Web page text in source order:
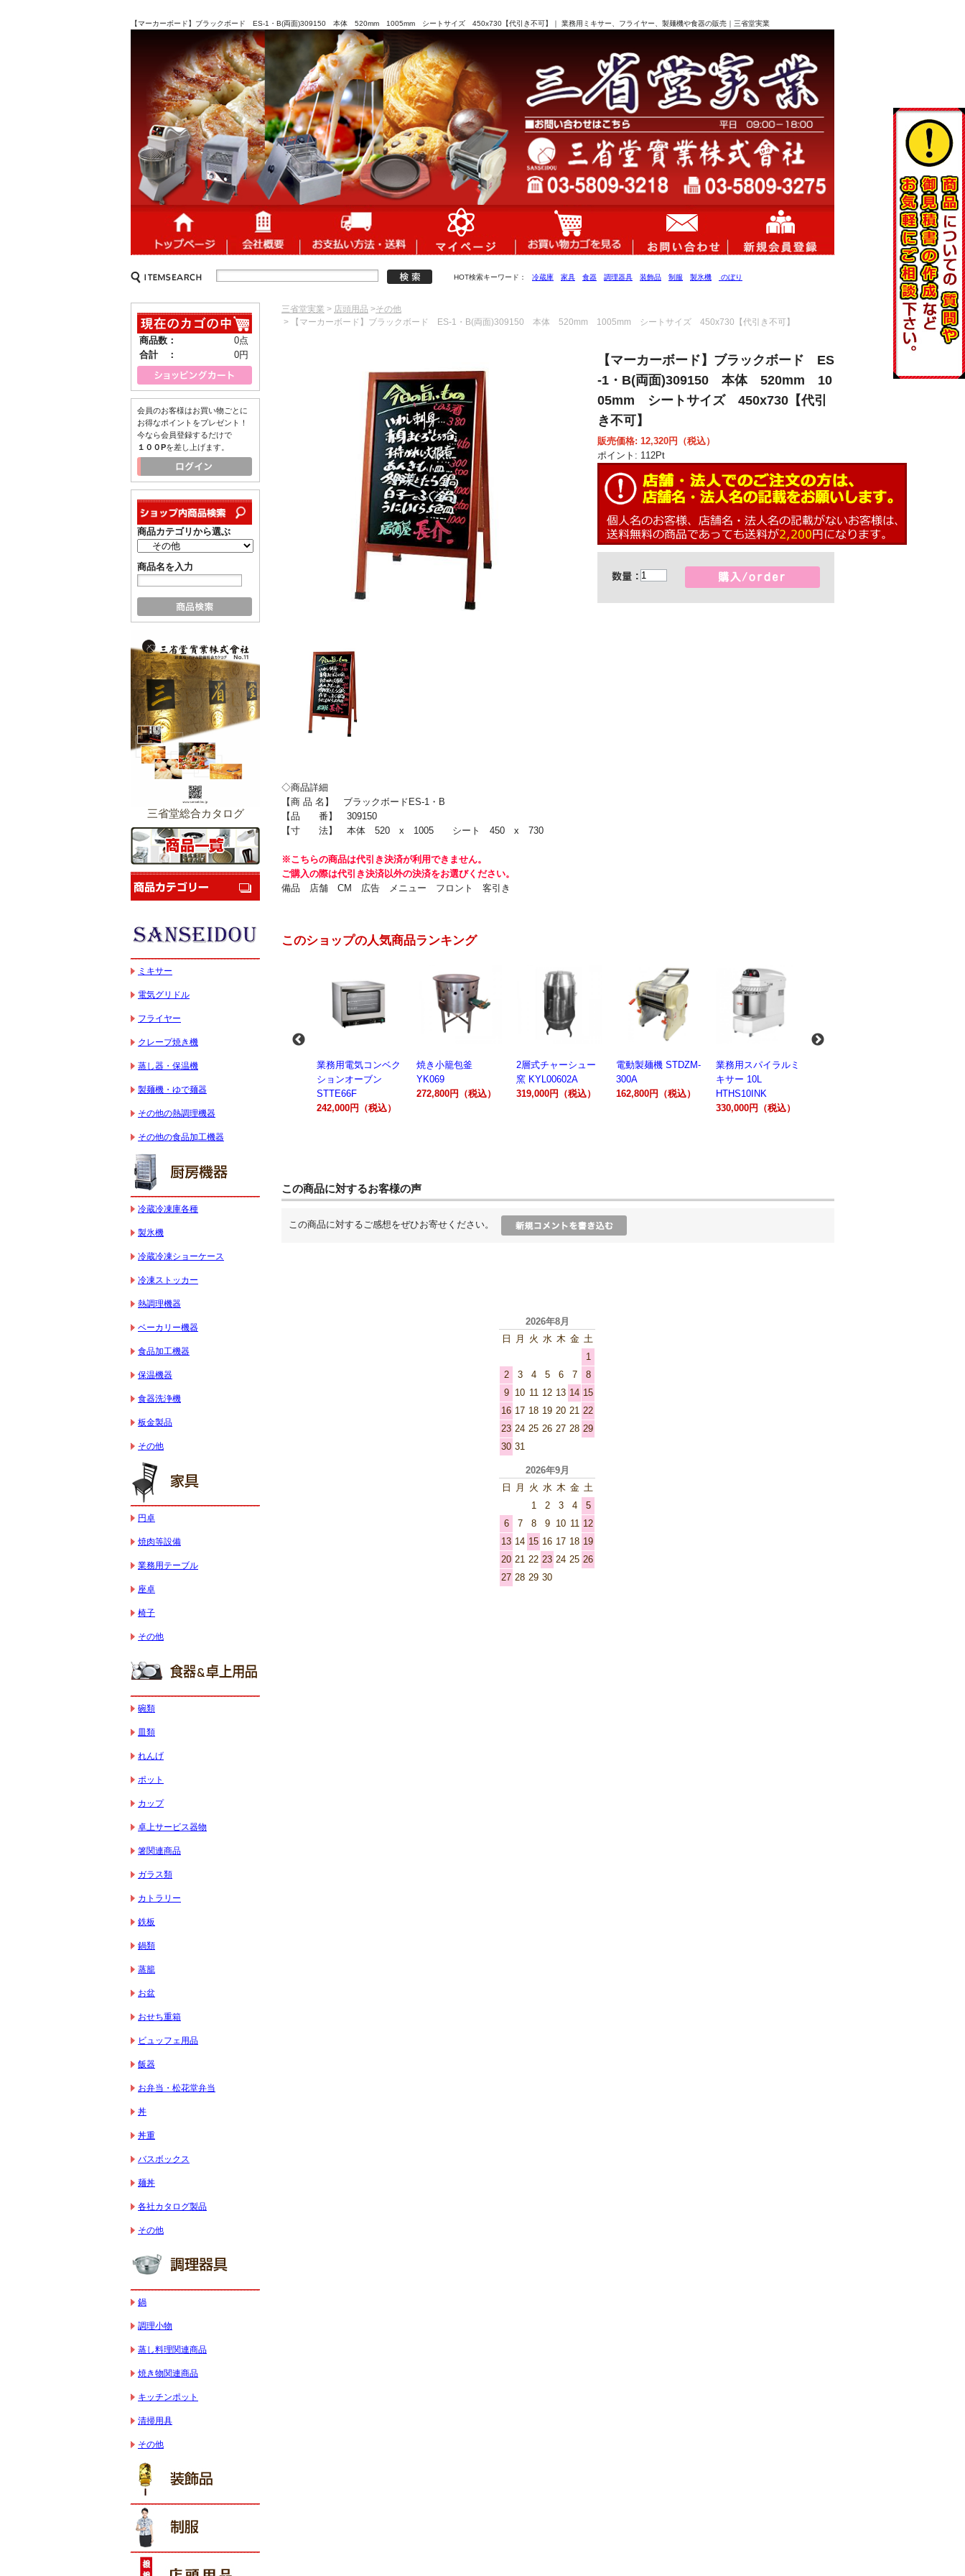
【マーカーボード】ブラックボード ES-1・B(両面)309150 本体 520mm 1005mm シートサイズ 450x730【代引き不可】｜ 業務用ミキサー、フライヤー、製麺機や食器の販売｜三省堂実業
HOT検索キーワード： 冷蔵庫 家具 食器 調理器具 装飾品 制服 製氷機 のぼり
三省堂実業 > 店頭用品 >その他
> 【マーカーボード】ブラックボード ES-1・B(両面)309150 本体 520mm 1005mm シートサイズ 450x730【代引き不可】
【マーカーボード】ブラックボード ES
-1・B(両面)309150 本体 520mm 10
05mm シートサイズ 450x730【代引
き不可】
販売価格: 12,320円（税込）
ポイント: 112Pt
◇商品詳細
【商 品 名】 ブラックボードES-1・B
【品 番】 309150
【寸 法】 本体 520 x 1005 シート 450 x 730
※こちらの商品は代引き決済が利用できません。
ご購入の際は代引き決済以外の決済をお選びください。
備品 店舗 CM 広告 メニュー フロント 客引き
このショップの人気商品ランキング
業務用スパイラルミ
HTHS30IN
595,100円（税込）
業務用電気コンベク
ションオーブン
STTE66F
242,000円（税込）
焼き小籠包釜
YK069
272,800円（税込）
2層式チャーシュー
窯 KYL00602A
319,000円（税込）
電動製麺機 STDZM-
300A
162,800円（税込）
業務用スパイラルミ
キサー 10L
HTHS10INK
330,000円（税込）
この商品に対するお客様の声
この商品に対するご感想をぜひお寄せください。
商品数：
0点
合計 ：
0円
会員のお客様はお買い物ごとに
お得なポイントをプレゼント！
今なら会員登録するだけで
１００Pを差し上げます。
商品カテゴリから選ぶ
商品名を入力
三省堂総合カタログ
ミキサー
電気グリドル
フライヤー
クレープ焼き機
蒸し器・保温機
製麺機・ゆで麺器
その他の熱調理機器
その他の食品加工機器
冷蔵冷凍庫各種
製氷機
冷蔵冷凍ショーケース
冷凍ストッカー
熱調理機器
ベーカリー機器
食品加工機器
保温機器
食器洗浄機
板金製品
その他
円卓
焼肉等設備
業務用テーブル
座卓
椅子
その他
碗類
皿類
れんげ
ポット
カップ
卓上サービス器物
箸関連商品
ガラス類
カトラリー
鉄板
鍋類
蒸籠
お盆
おせち重箱
ビュッフェ用品
飯器
お弁当・松花堂弁当
丼
丼重
バスボックス
麺丼
各社カタログ製品
その他
鍋
調理小物
蒸し料理関連商品
焼き物関連商品
キッチンポット
清掃用具
その他
2026年8月
日
月 火 水 木 金 土
1
2
3 4 5 6 7
8
9
10 11 12 13 14 15
16 17 18 19 20 21 22
23 24 25 26 27 28 29
30 31
2026年9月
日
月 火 水 木 金 土
1
2 3 4
5
6
7 8 9 10 11 12
13 14 15 16 17 18 19
20 21 22 23 24 25 26
27 28 29 30